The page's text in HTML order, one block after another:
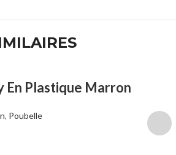
En Plastique Marron
, Poubelle